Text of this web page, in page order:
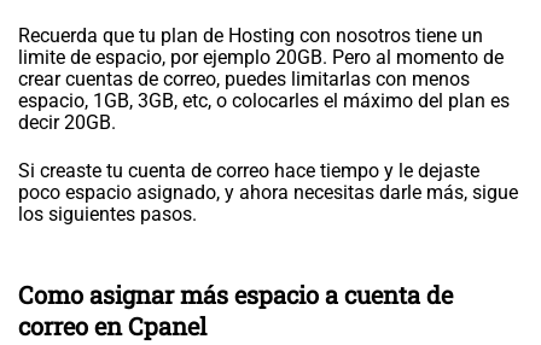
Recuerda que tu plan de Hosting con nosotros tiene un
limite de espacio, por ejemplo 20GB. Pero al momento de
crear cuentas de correo, puedes limitarlas con menos
espacio, 1GB, 3GB, etc, o colocarles el máximo del plan es
decir 20GB.
Si creaste tu cuenta de correo hace tiempo y le dejaste
poco espacio asignado, y ahora necesitas darle más, sigue
los siguientes pasos.
Como asignar más espacio a cuenta de
correo en Cpanel